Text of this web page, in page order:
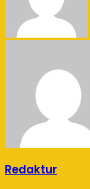
Redaktur